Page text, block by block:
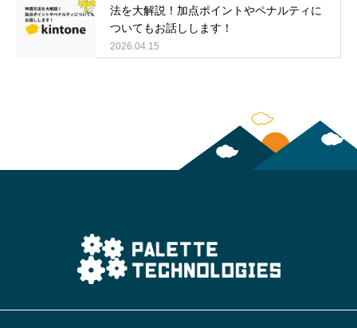
法を大解説！加点ポイントやペナルティに
ついてもお話しします！
2026.04.15